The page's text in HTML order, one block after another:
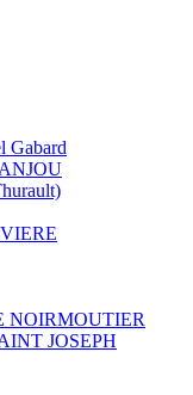
Gabard
NOIRMOUTIER
JOSEPH